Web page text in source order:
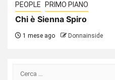
PEOPLE PRIMO PIANO
Chi è Sienna Spiro
1 mese ago Donnainside
Ricerca